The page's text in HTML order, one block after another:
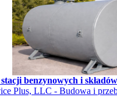
benzynowych i
Plus, LLC - Budowa i